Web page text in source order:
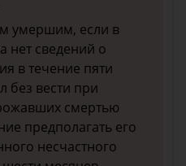
умершим, если в
нет сведений о
в течение пяти
без вести при
смертью
предполагать его
несчастного